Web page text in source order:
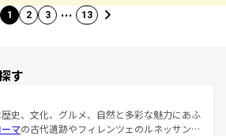
1 2 3 … 13
す
史、文化、グルメ、自然と多彩な魅力にあふ
マの古代遺跡やフィレンツェのルネッサンス